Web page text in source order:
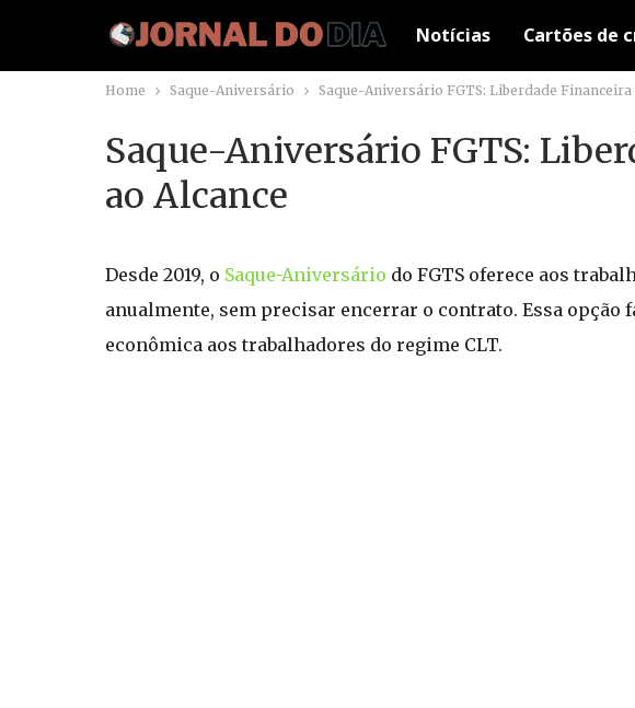
Notícias Cartões de
Home Saque-Aniversário Saque-Aniversário FGTS: Liberdade Financeira
Saque-Aniversário FGTS:
ao Alcance
Desde 2019, o Saque-Aniversário do FGTS oferece aos
anualmente, sem precisar encerrar o contrato. Essa
econômica aos trabalhadores do regime CLT.